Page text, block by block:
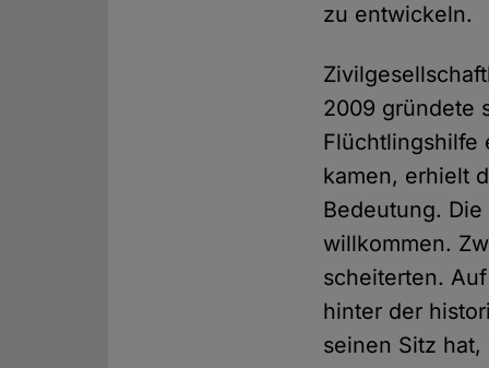
zu entwickeln.
2009 gründete
Flüchtlingshilfe
kamen, erhielt
Bedeutung.
willkommen.
scheiterten.
hinter der
seinen Sitz